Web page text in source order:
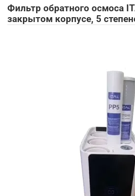
Фильтр обратного осмоса
закрытом корпусе, 5